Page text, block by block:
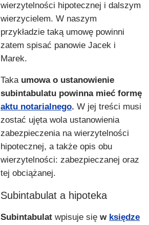
wierzytelności hipotecznej i dalszym
wierzycielem. W naszym
przykładzie taką umowę powinni
zatem spisać panowie Jacek i
Marek.
Taka umowa o ustanowienie
subintabulatu powinna mieć formę
aktu notarialnego. W jej treści musi
zostać ujęta wola ustanowienia
zabezpieczenia na wierzytelności
hipotecznej, a także opis obu
wierzytelności: zabezpieczanej oraz
tej obciążanej.
Subintabulat a hipoteka
Subintabulat wpisuje się w księdze